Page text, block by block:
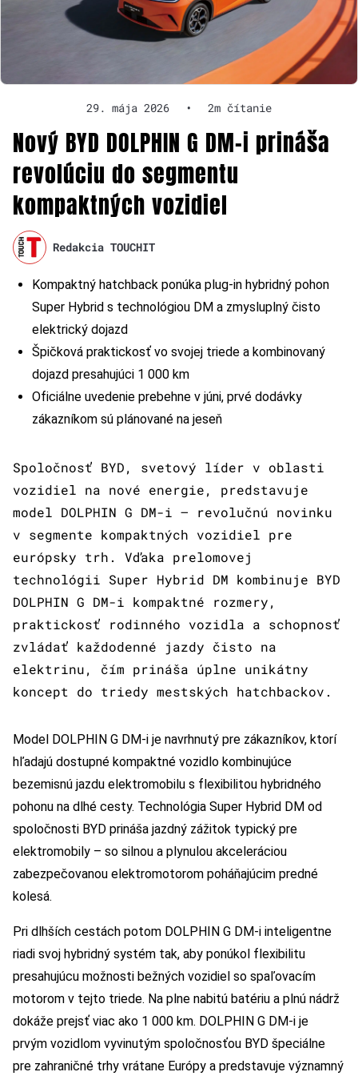
29. mája 2026 • 2m čítanie
Nový BYD DOLPHIN G DM-i prináša
revolúciu do segmentu
kompaktných vozidiel
Redakcia TOUCHIT
Kompaktný hatchback ponúka plug-in hybridný pohon
Super Hybrid s technológiou DM a zmysluplný čisto
elektrický dojazd
Špičková praktickosť vo svojej triede a kombinovaný
dojazd presahujúci 1 000 km
Oficiálne uvedenie prebehne v júni, prvé dodávky
zákazníkom sú plánované na jeseň
Spoločnosť BYD, svetový líder v oblasti
vozidiel na nové energie, predstavuje
model DOLPHIN G DM-i – revolučnú novinku
v segmente kompaktných vozidiel pre
európsky trh. Vďaka prelomovej
technológii Super Hybrid DM kombinuje BYD
DOLPHIN G DM-i kompaktné rozmery,
praktickosť rodinného vozidla a schopnosť
zvládať každodenné jazdy čisto na
elektrinu, čím prináša úplne unikátny
koncept do triedy mestských hatchbackov.
Model DOLPHIN G DM-i je navrhnutý pre zákazníkov, ktorí
hľadajú dostupné kompaktné vozidlo kombinujúce
bezemisnú jazdu elektromobilu s flexibilitou hybridného
pohonu na dlhé cesty. Technológia Super Hybrid DM od
spoločnosti BYD prináša jazdný zážitok typický pre
elektromobily – so silnou a plynulou akceleráciou
zabezpečovanou elektromotorom poháňajúcim predné
kolesá.
Pri dlhších cestách potom DOLPHIN G DM-i inteligentne
riadi svoj hybridný systém tak, aby ponúkol flexibilitu
presahujúcu možnosti bežných vozidiel so spaľovacím
motorom v tejto triede. Na plne nabitú batériu a plnú nádrž
dokáže prejsť viac ako 1 000 km. DOLPHIN G DM-i je
prvým vozidlom vyvinutým spoločnosťou BYD špeciálne
pre zahraničné trhy vrátane Európy a predstavuje významný